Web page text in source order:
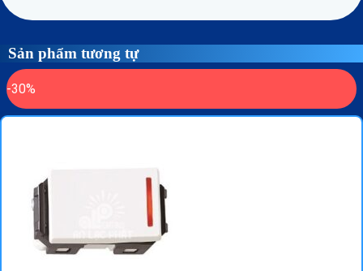
Sản phẩm tương tự
-30%